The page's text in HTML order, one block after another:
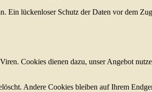
Ein lückenloser Schutz der Daten vor dem
Cookies dienen dazu, unser Angebot
Andere Cookies bleiben auf Ihrem